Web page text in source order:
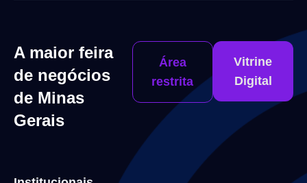
A maior feira
de negócios
de Minas
Gerais
Área
restrita
Vitrine
Digital